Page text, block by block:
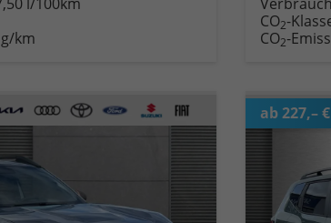
km
CO2-
CO2-
ab 227,–